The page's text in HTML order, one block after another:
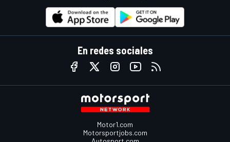
En redes sociales
Motor1.com
Motorsportjobs.com